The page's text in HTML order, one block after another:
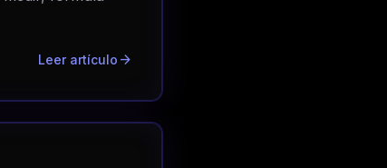
Leer artículo arrow_forward